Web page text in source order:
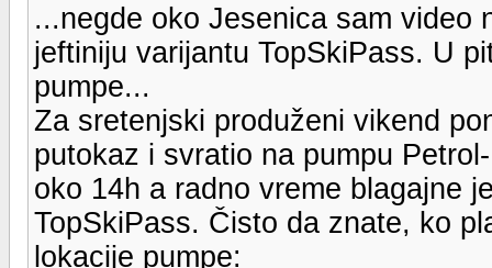
...negde oko Jesenica sam video
jeftiniju varijantu TopSkiPass. U
pumpe...
Za sretenjski produženi vikend
putokaz i svratio na pumpu
oko 14h a radno vreme blagajne
TopSkiPass. Čisto da znate, ko
lokacije pumpe: